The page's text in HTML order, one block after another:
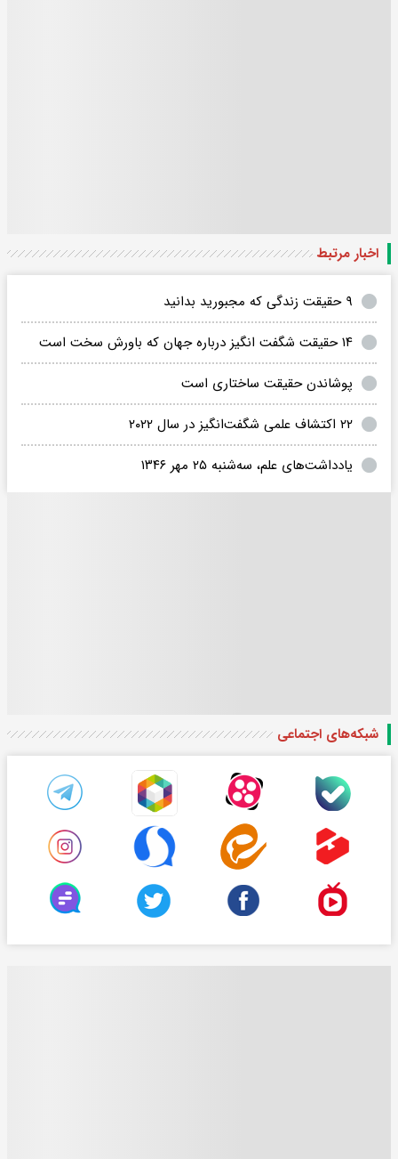
اخبار مرتبط
۹ حقیقت زندگی که مجبورید بدانید
۱۴ حقیقت شگفت انگیز درباره جهان که باورش سخت است
پوشاندن حقیقت ساختاری است
۲۲ اکتشاف علمی شگفت‌انگیز در سال ۲۰۲۲
یادداشت‌های علم، سه‌شنبه ۲۵ مهر ۱۳۴۶
شبکه‌های اجتماعی